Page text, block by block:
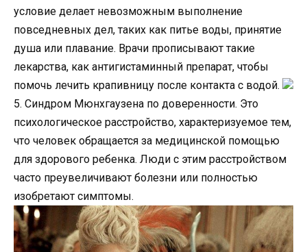
условие делает невозможным выполнение
повседневных дел, таких как питье воды, принятие
душа или плавание. Врачи прописывают такие
лекарства, как антигистаминный препарат, чтобы
помочь лечить крапивницу после контакта с водой.
5. Синдром Мюнхгаузена по доверенности. Это
психологическое расстройство, характеризуемое тем,
что человек обращается за медицинской помощью
для здорового ребенка. Люди с этим расстройством
часто преувеличивают болезни или полностью
изобретают симптомы.